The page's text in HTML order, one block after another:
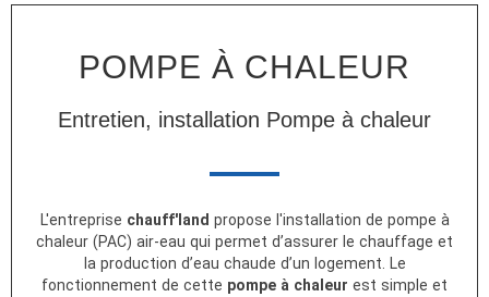
POMPE À CHALEUR
Entretien, installation Pompe à chaleur
L'entreprise chauff'land propose l'installation de pompe à
chaleur (PAC) air-eau qui permet d’assurer le chauffage et
la production d’eau chaude d’un logement. Le
fonctionnement de cette pompe à chaleur est simple et